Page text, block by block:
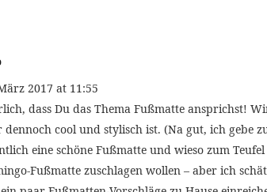
2017 at 11:55
dass Du das Thema Fußmatte ansprichst!
dennoch cool und stylisch ist. (Na gut, ich gebe
eine schöne Fußmatte und wieso zum
Fußmatte zuschlagen wollen – aber ich